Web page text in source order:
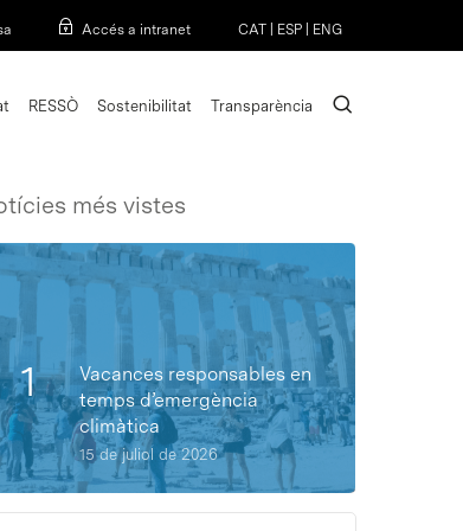
Accés a intranet CAT ESP ENG
RESSÒ Sostenibilitat Transparència search
més vistes
Vacances responsables en
temps d’emergència
climàtica
15 de juliol de 2026